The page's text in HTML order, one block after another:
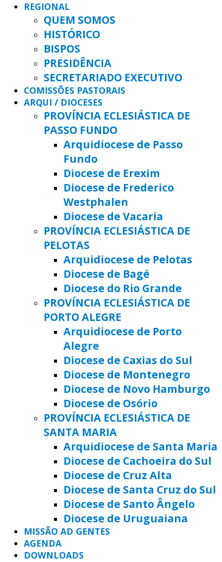
REGIONAL
QUEM SOMOS
HISTÓRICO
BISPOS
PRESIDÊNCIA
SECRETARIADO EXECUTIVO
COMISSÕES PASTORAIS
ARQUI / DIOCESES
PROVÍNCIA ECLESIÁSTICA DE
PASSO FUNDO
Arquidiocese de Passo
Fundo
Diocese de Erexim
Diocese de Frederico
Westphalen
Diocese de Vacaria
PROVÍNCIA ECLESIÁSTICA DE
PELOTAS
Arquidiocese de Pelotas
Diocese de Bagé
Diocese do Rio Grande
PROVÍNCIA ECLESIÁSTICA DE
PORTO ALEGRE
Arquidiocese de Porto
Alegre
Diocese de Caxias do Sul
Diocese de Montenegro
Diocese de Novo Hamburgo
Diocese de Osório
PROVÍNCIA ECLESIÁSTICA DE
SANTA MARIA
Arquidiocese de Santa Maria
Diocese de Cachoeira do Sul
Diocese de Cruz Alta
Diocese de Santa Cruz do Sul
Diocese de Santo Ângelo
Diocese de Uruguaiana
MISSÃO AD GENTES
AGENDA
DOWNLOADS